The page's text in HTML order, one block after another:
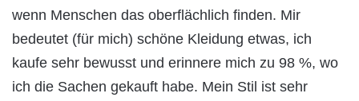
wenn Menschen das oberflächlich finden. Mir
bedeutet (für mich) schöne Kleidung etwas, ich
kaufe sehr bewusst und erinnere mich zu 98 %, wo
ich die Sachen gekauft habe. Mein Stil ist sehr